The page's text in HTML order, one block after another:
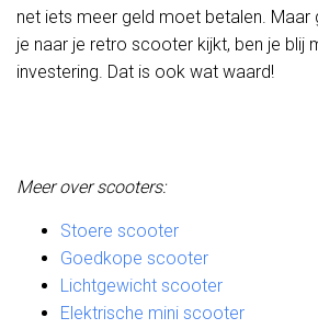
net iets meer geld moet betalen. Maar
je naar je retro scooter kijkt, ben je blij
investering. Dat is ook wat waard!
Meer over scooters:
Stoere scooter
Goedkope scooter
Lichtgewicht scooter
Elektrische mini scooter